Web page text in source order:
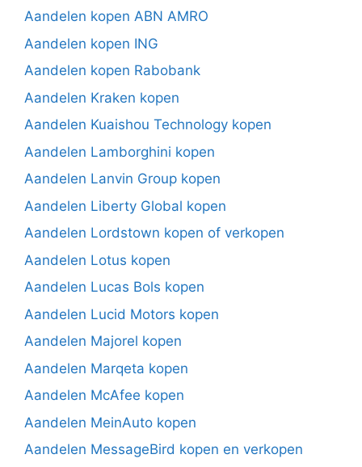
Aandelen kopen ABN AMRO
Aandelen kopen ING
Aandelen kopen Rabobank
Aandelen Kraken kopen
Aandelen Kuaishou Technology kopen
Aandelen Lamborghini kopen
Aandelen Lanvin Group kopen
Aandelen Liberty Global kopen
Aandelen Lordstown kopen of verkopen
Aandelen Lotus kopen
Aandelen Lucas Bols kopen
Aandelen Lucid Motors kopen
Aandelen Majorel kopen
Aandelen Marqeta kopen
Aandelen McAfee kopen
Aandelen MeinAuto kopen
Aandelen MessageBird kopen en verkopen